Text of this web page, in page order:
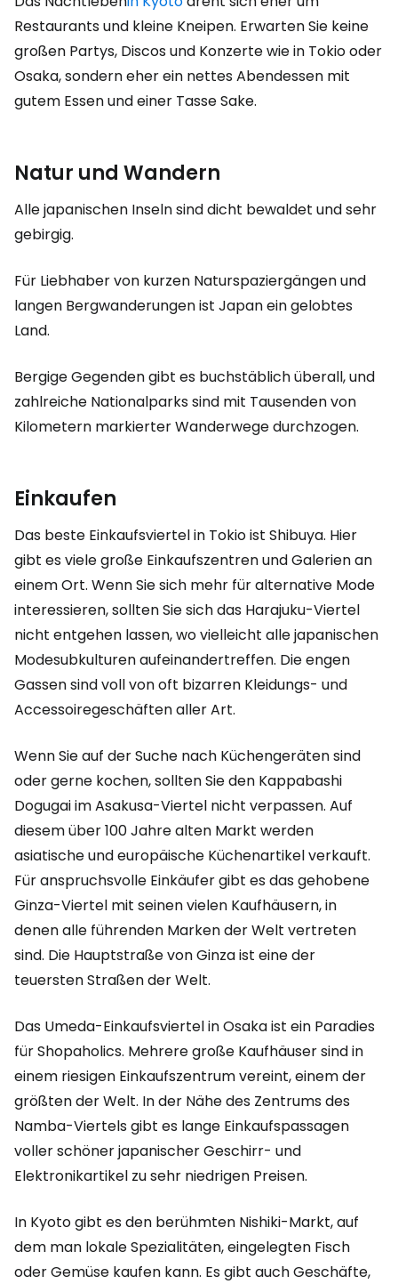
Restaurants und kleine Kneipen. Erwarten Sie keine
großen Partys, Discos und Konzerte wie in Tokio oder
Osaka, sondern eher ein nettes Abendessen mit
gutem Essen und einer Tasse Sake.
Natur und Wandern
Alle japanischen Inseln sind dicht bewaldet und sehr
gebirgig.
Für Liebhaber von kurzen Naturspaziergängen und
langen Bergwanderungen ist Japan ein gelobtes
Land.
Bergige Gegenden gibt es buchstäblich überall, und
zahlreiche Nationalparks sind mit Tausenden von
Kilometern markierter Wanderwege durchzogen.
Einkaufen
Das beste Einkaufsviertel in Tokio ist Shibuya. Hier
gibt es viele große Einkaufszentren und Galerien an
einem Ort. Wenn Sie sich mehr für alternative Mode
interessieren, sollten Sie sich das Harajuku-Viertel
nicht entgehen lassen, wo vielleicht alle japanischen
Modesubkulturen aufeinandertreffen. Die engen
Gassen sind voll von oft bizarren Kleidungs- und
Accessoiregeschäften aller Art.
Wenn Sie auf der Suche nach Küchengeräten sind
oder gerne kochen, sollten Sie den Kappabashi
Dogugai im Asakusa-Viertel nicht verpassen. Auf
diesem über 100 Jahre alten Markt werden
asiatische und europäische Küchenartikel verkauft.
Für anspruchsvolle Einkäufer gibt es das gehobene
Ginza-Viertel mit seinen vielen Kaufhäusern, in
denen alle führenden Marken der Welt vertreten
sind. Die Hauptstraße von Ginza ist eine der
teuersten Straßen der Welt.
Das Umeda-Einkaufsviertel in Osaka ist ein Paradies
für Shopaholics. Mehrere große Kaufhäuser sind in
einem riesigen Einkaufszentrum vereint, einem der
größten der Welt. In der Nähe des Zentrums des
Namba-Viertels gibt es lange Einkaufspassagen
voller schöner japanischer Geschirr- und
Elektronikartikel zu sehr niedrigen Preisen.
In Kyoto gibt es den berühmten Nishiki-Markt, auf
dem man lokale Spezialitäten, eingelegten Fisch
oder Gemüse kaufen kann. Es gibt auch Geschäfte,